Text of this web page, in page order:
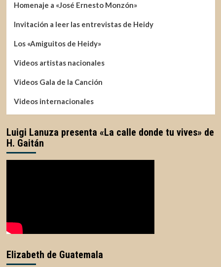
Homenaje a «José Ernesto Monzón»
Invitación a leer las entrevistas de Heidy
Los «Amiguitos de Heidy»
Videos artistas nacionales
Videos Gala de la Canción
Videos internacionales
Luigi Lanuza presenta «La calle donde tu vives» de
H. Gaitán
Elizabeth de Guatemala